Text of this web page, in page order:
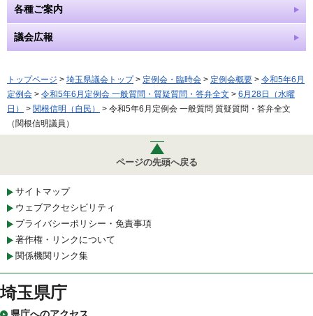
各種ご案内
議会広報
トップページ > 埼玉県議会トップ> 定例会・臨時会 > 定例会概要 > 令和5年6月
定例会 > 令和5年6月定例会 一般質問・質疑質問・答弁全文 > 6月28日（水曜
日）
> 関根信明（自民）
> 令和5年6月定例会 一般質問 質疑質問・答弁全文
（関根信明議員）
ページの先頭へ戻る
サイトマップ
ウェブアクセシビリティ
プライバシーポリシー・免責事項
著作権・リンクについて
関係機関リンク集
埼玉県庁